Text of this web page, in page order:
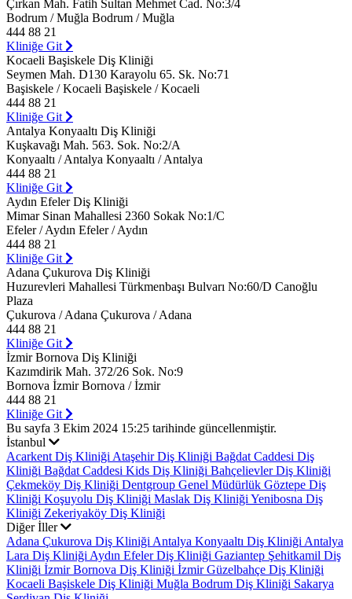
Çırkan Mah. Fatih Sultan Mehmet Cad. No:3/4
Bodrum / Muğla Bodrum / Muğla
444 88 21
Kliniğe Git
Kocaeli Başiskele Diş Kliniği
Seymen Mah. D130 Karayolu 65. Sk. No:71
Başiskele / Kocaeli Başiskele / Kocaeli
444 88 21
Kliniğe Git
Antalya Konyaaltı Diş Kliniği
Kuşkavağı Mah. 563. Sok. No:2/A
Konyaaltı / Antalya Konyaaltı / Antalya
444 88 21
Kliniğe Git
Aydın Efeler Diş Kliniği
Mimar Sinan Mahallesi 2360 Sokak No:1/C
Efeler / Aydın Efeler / Aydın
444 88 21
Kliniğe Git
Adana Çukurova Diş Kliniği
Huzurevleri Mahallesi Türkmenbaşı Bulvarı No:60/D Canoğlu
Plaza
Çukurova / Adana Çukurova / Adana
444 88 21
Kliniğe Git
İzmir Bornova Diş Kliniği
Kazımdirik Mah. 372/26 Sok. No:9
Bornova İzmir Bornova / İzmir
444 88 21
Kliniğe Git
Bu sayfa 3 Ekim 2024 15:25 tarihinde güncellenmiştir.
İstanbul
Acarkent Diş Kliniği Ataşehir Diş Kliniği Bağdat Caddesi Diş
Kliniği Bağdat Caddesi Kids Diş Kliniği Bahçelievler Diş Kliniği
Çekmeköy Diş Kliniği Dentgroup Genel Müdürlük Göztepe Diş
Kliniği Koşuyolu Diş Kliniği Maslak Diş Kliniği Yenibosna Diş
Kliniği Zekeriyaköy Diş Kliniği
Diğer İller
Adana Çukurova Diş Kliniği Antalya Konyaaltı Diş Kliniği Antalya
Lara Diş Kliniği Aydın Efeler Diş Kliniği Gaziantep Şehitkamil Diş
Kliniği İzmir Bornova Diş Kliniği İzmir Güzelbahçe Diş Kliniği
Kocaeli Başiskele Diş Kliniği Muğla Bodrum Diş Kliniği Sakarya